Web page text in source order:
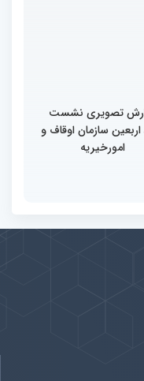
تصویری نشست
سازمان اوقاف و
امورخیریه